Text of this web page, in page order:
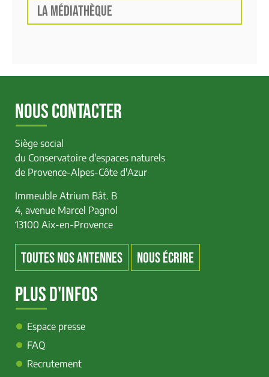
LA MÉDIATHÈQUE
NOUS CONTACTER
Siège social
du Conservatoire d'espaces naturels
de Provence-Alpes-Côte d'Azur
Immeuble Atrium Bât. B
4, avenue Marcel Pagnol
13100 Aix-en-Provence
TOUTES NOS ANTENNES NOUS ÉCRIRE
PLUS D'INFOS
Espace presse
FAQ
Recrutement